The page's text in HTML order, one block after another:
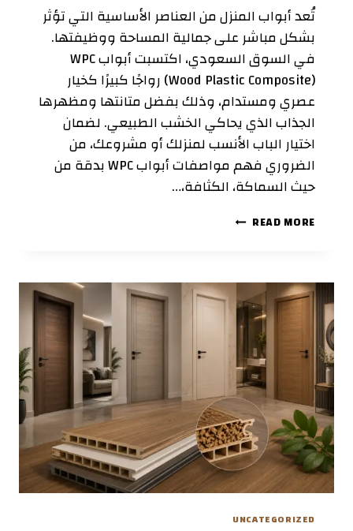
تُعد أبواب المنزل من العناصر الأساسية التي تؤثر
بشكل مباشر على جمالية المساحة ووظيفتها.
في السوق السعودي، اكتسبت أبواب WPC
(Wood Plastic Composite) رواجًا كبيرًا كخيار
عصري ومستدام، وذلك بفضل متانتها ومظهرها
الجذاب الذي يحاكي الخشب الطبيعي. لضمان
اختيار الباب الأنسب لمنزلك أو مشروعك، من
الضروري فهم مواصفات أبواب WPC بدقة من
حيث السماكة، الكثافة،…
READ MORE مواصفات
الكثافة،
والجودة
–
دليلك
الشامل
UNCATEGORIZED